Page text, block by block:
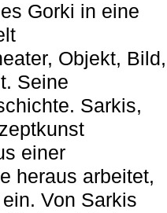
Gorki in eine
Objekt, Bild,
Seine
Sarkis,
einer
heraus arbeitet,
Von Sarkis